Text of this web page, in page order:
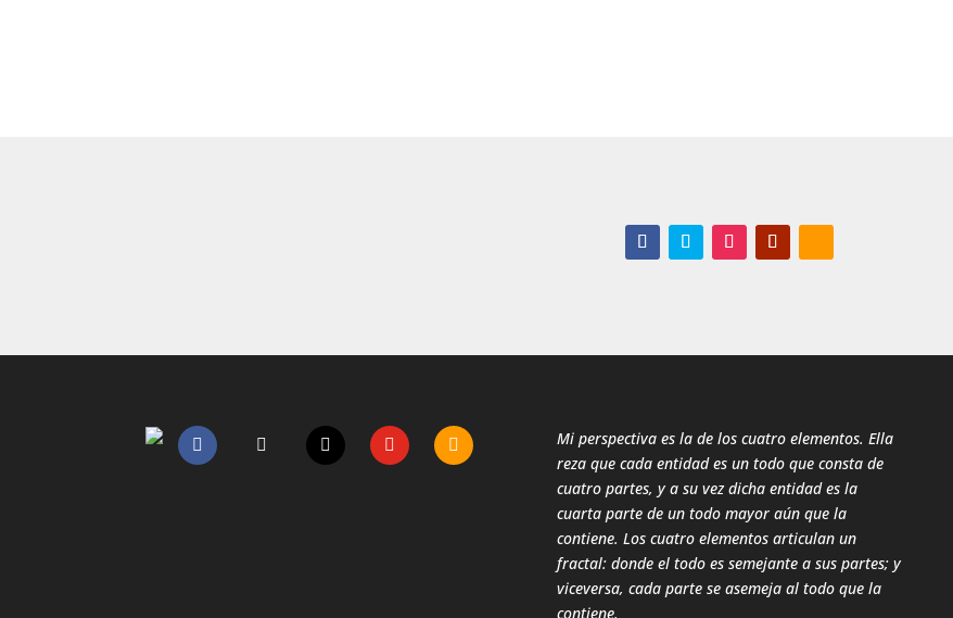
Mi perspectiva es la de los cuatro elementos. Ella
reza que cada entidad es un todo que consta de
cuatro partes, y a su vez dicha entidad es la
cuarta parte de un todo mayor aún que la
contiene. Los cuatro elementos articulan un
fractal: donde el todo es semejante a sus partes; y
viceversa, cada parte se asemeja al todo que la
contiene.